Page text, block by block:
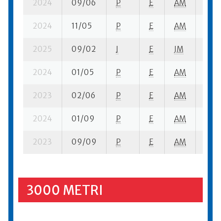
2024 09/06 P E AM
2024 11/05 P E AM
2025 09/02 I E JM
2024 01/05 P E AM
2023 02/06 P E AM
2024 01/09 P E AM
2023 09/09 P E AM
3000 METRI